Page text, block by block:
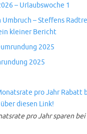
– Urlaubswoche 1
Umbruch – Steffens
kleiner Bericht
2025
2025
pro Jahr sparen